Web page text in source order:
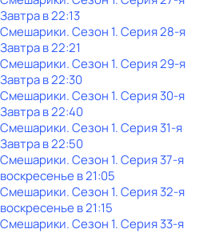
Завтра в 22:13
Смешарики. Сезон 1. Серия 28-я
Завтра в 22:21
Смешарики. Сезон 1. Серия 29-я
Завтра в 22:30
Смешарики. Сезон 1. Серия 30-я
Завтра в 22:40
Смешарики. Сезон 1. Серия 31-я
Завтра в 22:50
Смешарики. Сезон 1. Серия 37-я
воскресенье в21:05
Смешарики. Сезон 1. Серия 32-я
воскресенье в21:15
Смешарики. Сезон 1. Серия 33-я